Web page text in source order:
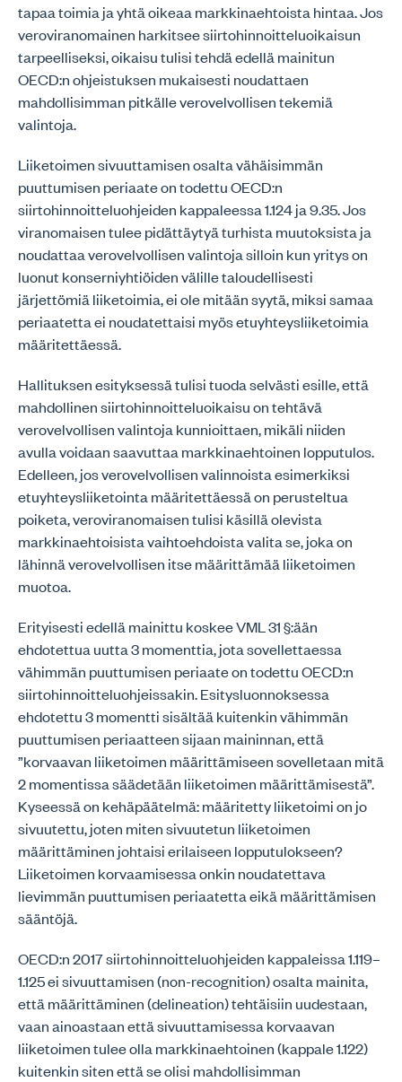
tapaa toimia ja yhtä oikeaa markkinaehtoista hintaa. Jos
veroviranomainen harkitsee siirtohinnoitteluoikaisun
tarpeelliseksi, oikaisu tulisi tehdä edellä mainitun
OECD:n ohjeistuksen mukaisesti noudattaen
mahdollisimman pitkälle verovelvollisen tekemiä
valintoja.
Liiketoimen sivuuttamisen osalta vähäisimmän
puuttumisen periaate on todettu OECD:n
siirtohinnoitteluohjeiden kappaleessa 1.124 ja 9.35. Jos
viranomaisen tulee pidättäytyä turhista muutoksista ja
noudattaa verovelvollisen valintoja silloin kun yritys on
luonut konserniyhtiöiden välille taloudellisesti
järjettömiä liiketoimia, ei ole mitään syytä, miksi samaa
periaatetta ei noudatettaisi myös etuyhteysliiketoimia
määritettäessä.
Hallituksen esityksessä tulisi tuoda selvästi esille, että
mahdollinen siirtohinnoitteluoikaisu on tehtävä
verovelvollisen valintoja kunnioittaen, mikäli niiden
avulla voidaan saavuttaa markkinaehtoinen lopputulos.
Edelleen, jos verovelvollisen valinnoista esimerkiksi
etuyhteysliiketointa määritettäessä on perusteltua
poiketa, veroviranomaisen tulisi käsillä olevista
markkinaehtoisista vaihtoehdoista valita se, joka on
lähinnä verovelvollisen itse määrittämää liiketoimen
muotoa.
Erityisesti edellä mainittu koskee VML 31 §:ään
ehdotettua uutta 3 momenttia, jota sovellettaessa
vähimmän puuttumisen periaate on todettu OECD:n
siirtohinnoitteluohjeissakin. Esitysluonnoksessa
ehdotettu 3 momentti sisältää kuitenkin vähimmän
puuttumisen periaatteen sijaan maininnan, että
”korvaavan liiketoimen määrittämiseen sovelletaan mitä
2 momentissa säädetään liiketoimen määrittämisestä”.
Kyseessä on kehäpäätelmä: määritetty liiketoimi on jo
sivuutettu, joten miten sivuutetun liiketoimen
määrittäminen johtaisi erilaiseen lopputulokseen?
Liiketoimen korvaamisessa onkin noudatettava
lievimmän puuttumisen periaatetta eikä määrittämisen
sääntöjä.
OECD:n 2017 siirtohinnoitteluohjeiden kappaleissa 1.119–
1.125 ei sivuuttamisen (non-recognition) osalta mainita,
että määrittäminen (delineation) tehtäisiin uudestaan,
vaan ainoastaan että sivuuttamisessa korvaavan
liiketoimen tulee olla markkinaehtoinen (kappale 1.122)
kuitenkin siten että se olisi mahdollisimman